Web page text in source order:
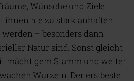
Wünsche und Ziele
ihnen nie zu stark anhaften
– besonders dann
Natur sind. Sonst gleicht
mächtigem Stamm und weiter
Wurzeln. Der erstbeste